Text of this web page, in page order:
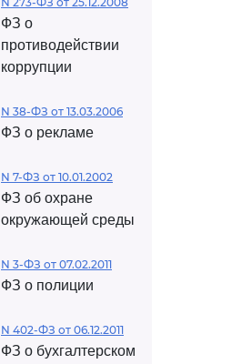
ФЗ о
противодействии
коррупции
N 38-ФЗ от 13.03.2006
ФЗ о рекламе
N 7-ФЗ от 10.01.2002
ФЗ об охране
окружающей среды
N 3-ФЗ от 07.02.2011
ФЗ о полиции
N 402-ФЗ от 06.12.2011
ФЗ о бухгалтерском